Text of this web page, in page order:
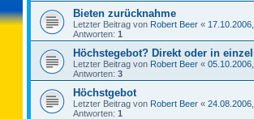
Bieten zurücknahme
Letzter Beitrag von Robert Beer «
Antworten: 1
Höchstegebot? Direkt oder in
Letzter Beitrag von Robert Beer «
Antworten: 3
Höchstgebot
Letzter Beitrag von Robert Beer «
Antworten: 1